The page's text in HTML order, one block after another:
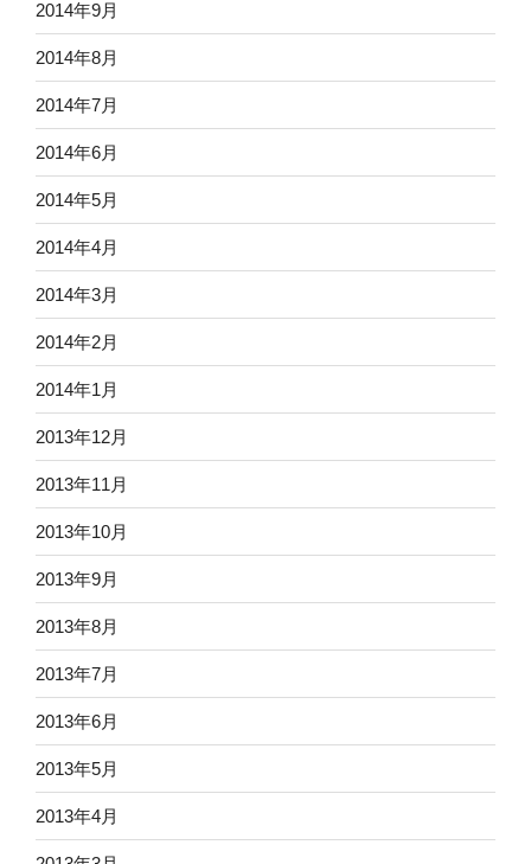
2014年9月
2014年8月
2014年7月
2014年6月
2014年5月
2014年4月
2014年3月
2014年2月
2014年1月
2013年12月
2013年11月
2013年10月
2013年9月
2013年8月
2013年7月
2013年6月
2013年5月
2013年4月